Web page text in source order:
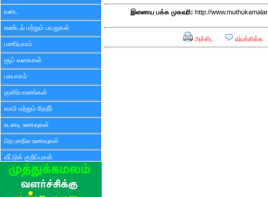
வடை
சுண்டல் மற்றும் பயறுகள்
பணியாரம்
சூப் வகைகள்
பாயாசம்
குளிர்பானங்கள்
காபி மற்றும் தேநீர்
உடனடி உணவுகள்
பிற மாநில உணவுகள்
வீட்டுக் குறிப்புகள்
இணைய பக்க முகவரி: http://
அச்சிட விமர்சிக்க